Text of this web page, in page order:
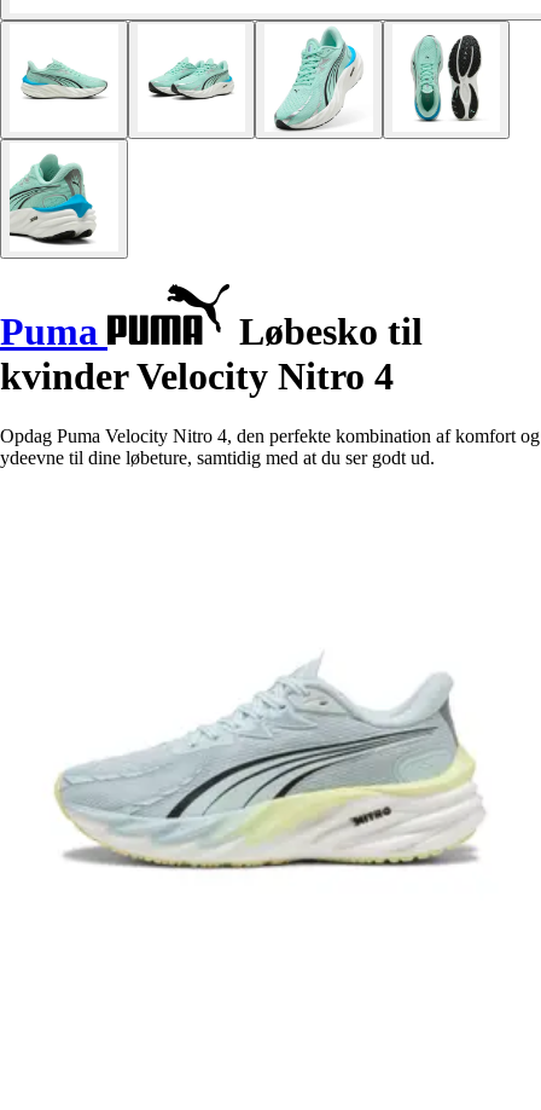
Puma
Løbesko til
kvinder Velocity Nitro 4
Opdag Puma Velocity Nitro 4, den perfekte kombination af komfort og
ydeevne til dine løbeture, samtidig med at du ser godt ud.